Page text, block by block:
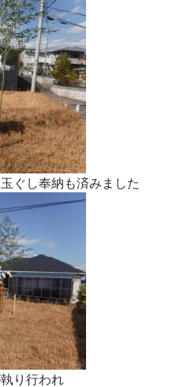
ぐし奉納も済みました
り行われ